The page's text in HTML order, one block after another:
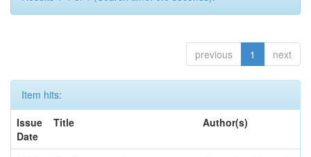
previous 1 next
Item hits:
Issue
Date
Title Author(s)